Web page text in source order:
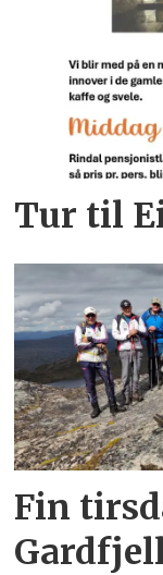
Tur til
Fin